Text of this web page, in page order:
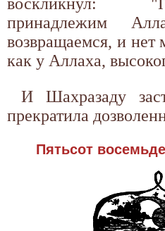
принадлежим
возвращаемся, и
как у Аллаха,
И Шахразаду
прекратила
Пятьсот